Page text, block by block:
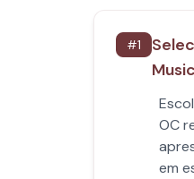
#1
OC
em